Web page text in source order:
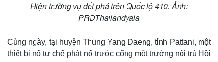
Hiện trường vụ đốt phá trên Quốc lộ 410. Ảnh:
PRDThailandyala
Cùng ngày, tại huyện Thung Yang Daeng, tỉnh Pattani, một
thiết bị nổ tự chế phát nổ trước cổng một trường nội trú Hồi